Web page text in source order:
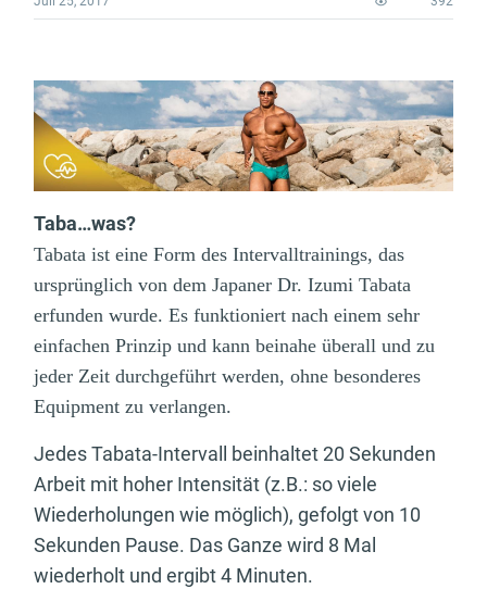
Taba…was?
Tabata ist eine Form des Intervalltrainings, das
ursprünglich von dem Japaner Dr. Izumi Tabata
erfunden wurde. Es funktioniert nach einem sehr
einfachen Prinzip und kann beinahe überall und zu
jeder Zeit durchgeführt werden, ohne besonderes
Equipment zu verlangen.
Jedes Tabata-Intervall beinhaltet 20 Sekunden
Arbeit mit hoher Intensität (z.B.: so viele
Wiederholungen wie möglich), gefolgt von 10
Sekunden Pause. Das Ganze wird 8 Mal
wiederholt und ergibt 4 Minuten.